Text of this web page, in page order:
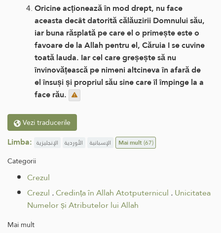
Oricine acționează în mod drept, nu face
aceasta decât datorită călăuzirii Domnului său,
iar buna răsplată pe care el o primește este o
favoare de la Allah pentru el, Căruia I se cuvine
toată lauda. Iar cel care greșește să nu
învinovățească pe nimeni altcineva în afară de
el însuși și propriul său sine care îl împinge la a
face rău.
Vezi traducerile
Limba: الإنجليزية الأوردية الإسبانية Mai mult(67)
Categorii
Crezul
Crezul .Credința în Allah Atotputernicul .Unicitatea
Numelor și Atributelor lui Allah
Mai mult